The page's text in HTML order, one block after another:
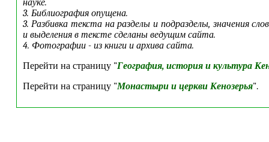
3. Библиография опущена.
3. Разбивка текста на разделы и подразделы, значения
и выделения в тексте сделаны ведущим сайта.
4. Фотографии - из книги и архива сайта.
Перейти на страницу "География, история и культура
Перейти на страницу "Монастыри и церкви Кенозерья".